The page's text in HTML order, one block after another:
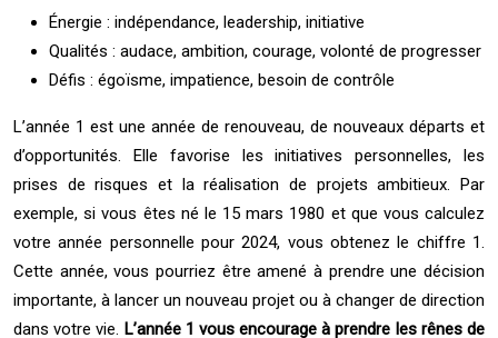
Énergie : indépendance, leadership, initiative
Qualités : audace, ambition, courage, volonté de progresser
Défis : égoïsme, impatience, besoin de contrôle
L’année 1 est une année de renouveau, de nouveaux départs et
d’opportunités. Elle favorise les initiatives personnelles, les
prises de risques et la réalisation de projets ambitieux. Par
exemple, si vous êtes né le 15 mars 1980 et que vous calculez
votre année personnelle pour 2024, vous obtenez le chiffre 1.
Cette année, vous pourriez être amené à prendre une décision
importante, à lancer un nouveau projet ou à changer de direction
dans votre vie. L’année 1 vous encourage à prendre les rênes de